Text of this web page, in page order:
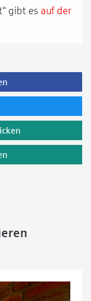
gibt es auf der